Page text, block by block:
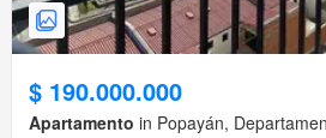
$ 190.000.000
Apartamento in Popayán,